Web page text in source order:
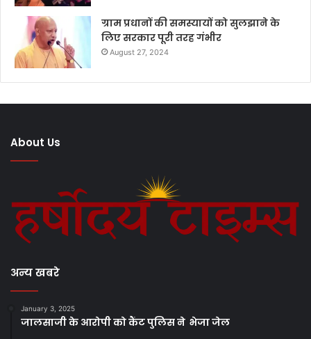
ग्राम प्रधानों की समस्यायों को सुलझाने के
लिए सरकार पूरी तरह गंभीर
August 27, 2024
About Us
अन्य खबरे
January 3, 2025
जालसाजी के आरोपी को कैंट पुलिस ने भेजा जेल